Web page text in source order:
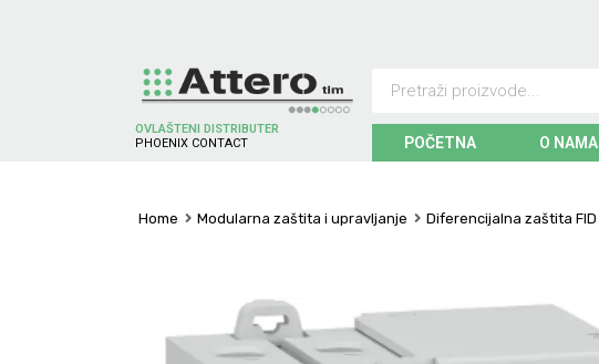
OVLAŠTENI DISTRIBUTER
P H O EN X CO NTACT POČETNA O NAMA
Home Modularna zaštita i upravljanje Diferencijalna zaštita FID